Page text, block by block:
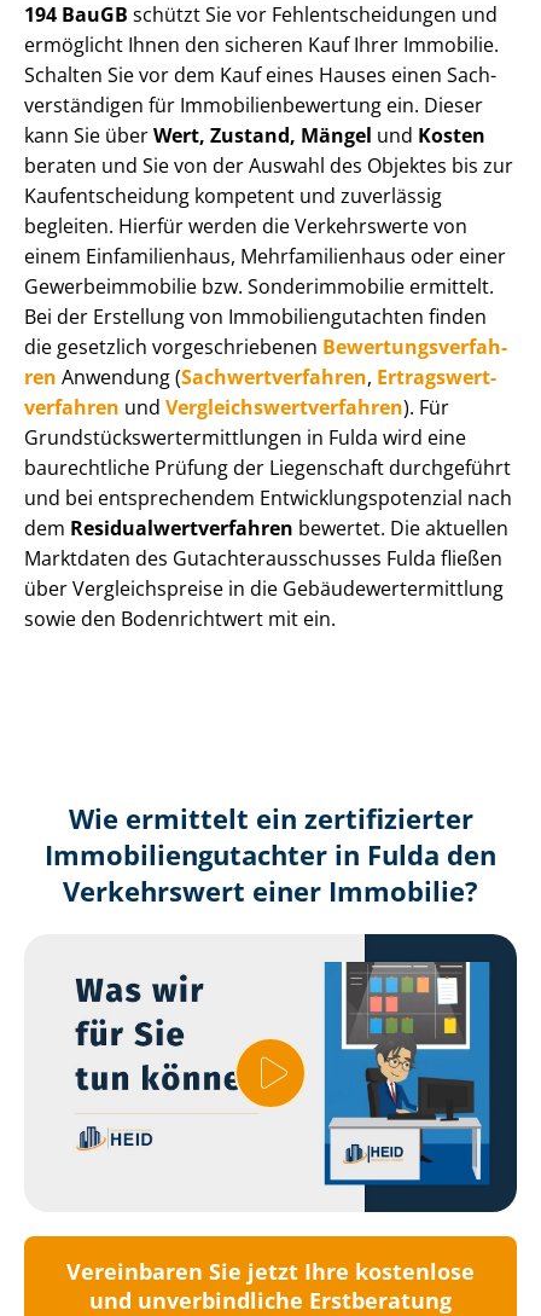
194 BauGB schützt Sie vor Fehl­ent­schei­dun­gen und
ermöglicht Ihnen den sicheren Kauf Ihrer Immobilie.
Schalten Sie vor dem Kauf eines Hauses einen Sach­
ver­stän­di­gen für Im­mo­bi­li­en­be­wer­tung ein. Dieser
kann Sie überWert, Zustand, Mängel und Kosten
beraten und Sie von der Auswahl des Objektes bis zur
Kauf­ent­schei­dung kompetent und zuverlässig
begleiten. Hierfür werden die Verkehrswerte von
einem Einfamilienhaus, Mehr­fa­mi­li­en­haus oder einer
Ge­wer­be­im­mo­bi­lie bzw. Sonderimmobilie ermittelt.
Bei der Erstellung von Im­mo­bi­li­en­gut­ach­ten finden
die gesetzlich vor­ge­schrie­be­nen Be­wer­tungs­ver­fah­
ren Anwendung (Sach­wert­ver­fah­ren, Er­trags­wert­
ver­fah­ren und Ver­gleichs­wert­ver­fah­ren). Für
Grund­stücks­wert­ermitt­lun­gen in Fulda wird eine
baurechtliche Prüfung der Liegenschaft durchgeführt
und bei entsprechendem Ent­wick­lungs­po­ten­zi­al nach
dem Re­si­du­al­wert­ver­fah­ren bewertet. Die aktuellen
Marktdaten des Gut­ach­ter­aus­schus­ses Fulda fließen
über Ver­gleichs­prei­se in die Ge­bäu­de­wert­ermitt­lung
sowie den Bodenrichtwert mit ein.
Wie ermittelt ein zertifizierter
Immobilien­gutachter in Fulda den
Verkehrswert einer Immobilie?
Vereinbaren Sie jetzt Ihre kostenlose
und unverbindliche Erstberatung